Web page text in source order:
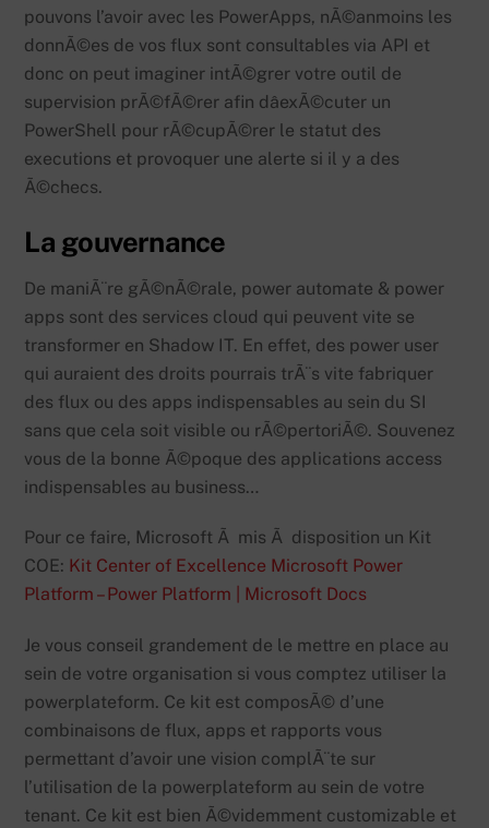
pouvons l’avoir avec les PowerApps, nÃ©anmoins les
donnÃ©es de vos flux sont consultables via API et
donc on peut imaginer intÃ©grer votre outil de
supervision prÃ©fÃ©rer afin dâexÃ©cuter un
PowerShell pour rÃ©cupÃ©rer le statut des
executions et provoquer une alerte si il y a des
Ã©checs.
La gouvernance
De maniÃ¨re gÃ©nÃ©rale, power automate & power
apps sont des services cloud qui peuvent vite se
transformer en Shadow IT. En effet, des power user
qui auraient des droits pourrais trÃ¨s vite fabriquer
des flux ou des apps indispensables au sein du SI
sans que cela soit visible ou rÃ©pertoriÃ©. Souvenez
vous de la bonne Ã©poque des applications access
indispensables au business…
Pour ce faire, Microsoft Ã mis Ã disposition un Kit
COE: Kit Center of Excellence Microsoft Power
Platform – Power Platform | Microsoft Docs
Je vous conseil grandement de le mettre en place au
sein de votre organisation si vous comptez utiliser la
powerplateform. Ce kit est composÃ© d’une
combinaisons de flux, apps et rapports vous
permettant d’avoir une vision complÃ¨te sur
l’utilisation de la powerplateform au sein de votre
tenant. Ce kit est bien Ã©videmment customizable et